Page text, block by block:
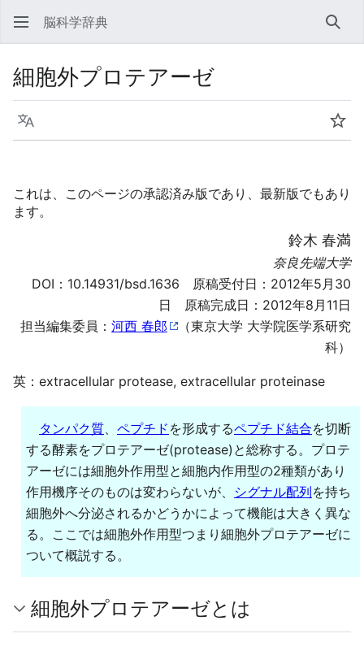
脳科学辞典 検索
細胞外プロテアーゼ
言語 ウ
これは、このページの承認済み版であり、最新版でもあり
ます。
鈴木 春満
奈良先端大学
DOI： 10.14931/bsd.1636 原稿受付日：2012年5月30
日 原稿完成日：2012年8月11日
担当編集委員： 河西 春郎
（東京大学 大学院医学系研究
科）
英：extracellular protease, extracellular proteinase
タンパク質、 ペプチド を形成するペプチド結合を切断
する酵素をプロテアーゼ(protease)と総称する。プロテ
アーゼには細胞外作用型と細胞内作用型の2種類があり
作用機序そのものは変わらないが、 シグナル配列を持ち
細胞外へ分泌されるかどうかによって機能は大きく異な
る。ここでは細胞外作用型つまり細胞外プロテアーゼに
ついて概説する。
細胞外プロテアーゼとは